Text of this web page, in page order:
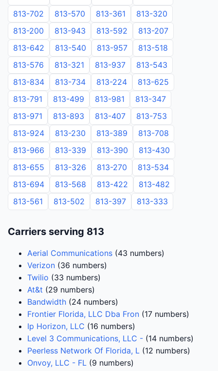
813-702
813-570 813-361
813-320
813-200
813-943 813-592
813-207
813-642
813-540 813-957
813-518
813-576
813-321 813-937
813-543
813-834
813-734 813-224
813-625
813-791
813-499 813-981
813-347
813-971
813-893 813-407
813-753
813-924
813-230 813-389
813-708
813-966
813-339 813-390
813-430
813-655
813-326 813-270
813-534
813-694
813-568 813-422
813-482
813-561
813-502 813-397 813-333
Carriers serving 813
Aerial Communications (43 numbers)
Verizon (36 numbers)
Twilio (33 numbers)
At&t (29 numbers)
Bandwidth (24 numbers)
Frontier Florida, LLC Dba Fron (17 numbers)
Ip Horizon, LLC (16 numbers)
Level 3 Communications, LLC - (14 numbers)
Peerless Network Of Florida, L (12 numbers)
Onvoy, LLC - FL (9 numbers)